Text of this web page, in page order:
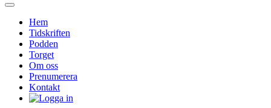
Hem
Tidskriften
Podden
Torget
Om oss
Prenumerera
Kontakt